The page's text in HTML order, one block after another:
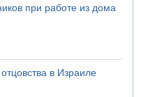
при работе из дома
в Израиле